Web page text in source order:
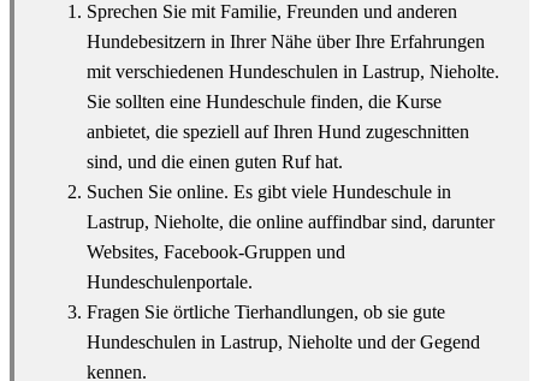
Sprechen Sie mit Familie, Freunden und anderen
Hundebesitzern in Ihrer Nähe über Ihre Erfahrungen
mit verschiedenen Hundeschulen in Lastrup, Nieholte.
Sie sollten eine Hundeschule finden, die Kurse
anbietet, die speziell auf Ihren Hund zugeschnitten
sind, und die einen guten Ruf hat.
Suchen Sie online. Es gibt viele Hundeschule in
Lastrup, Nieholte, die online auffindbar sind, darunter
Websites, Facebook-Gruppen und
Hundeschulenportale.
Fragen Sie örtliche Tierhandlungen, ob sie gute
Hundeschulen in Lastrup, Nieholte und der Gegend
kennen.